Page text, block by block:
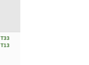
T33
T13